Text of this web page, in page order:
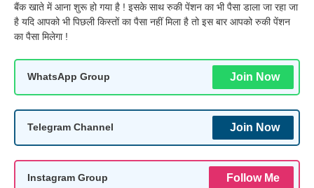
बैंक खाते में आना शुरू हो गया है ! इसके साथ रुकी पेंशन का भी पैसा डाला जा रहा जा
है यदि आपको भी पिछली किस्तों का पैसा नहीं मिला है तो इस बार आपको रुकी पेंशन
का पैसा मिलेगा !
WhatsApp Group Join Now
Telegram Channel Join Now
Instagram Group Follow Me